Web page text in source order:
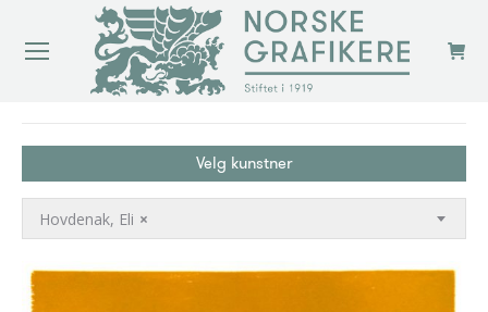
Velg kunstner
×
Hovdenak, Eli